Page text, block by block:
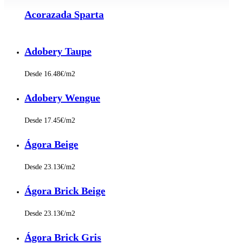
Acorazada Sparta
Adobery Taupe
Desde 16.48€/m2
Adobery Wengue
Desde 17.45€/m2
Ágora Beige
Desde 23.13€/m2
Ágora Brick Beige
Desde 23.13€/m2
Ágora Brick Gris